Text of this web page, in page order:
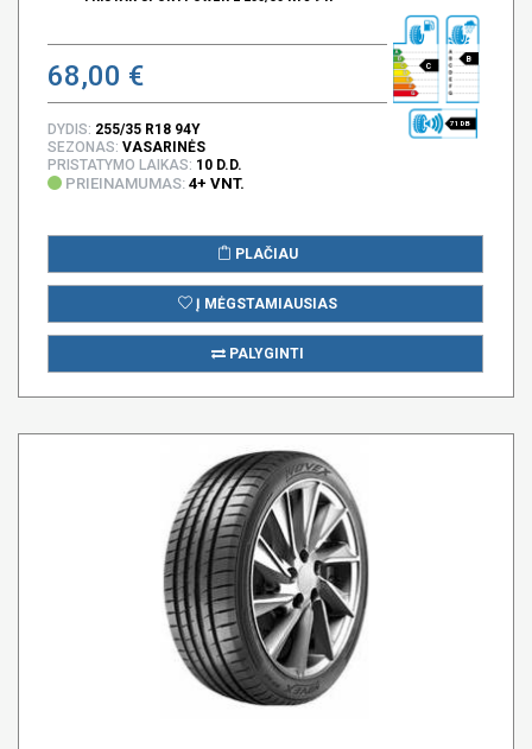
68,00 € C
B
71 DB
DYDIS: 255/35 R18 94Y
SEZONAS: VASARINĖS
PRISTATYMO LAIKAS: 10 D.D.
PRIEINAMUMAS: 4+ VNT.
PLAČIAU
Į MĖGSTAMIAUSIAS
PALYGINTI